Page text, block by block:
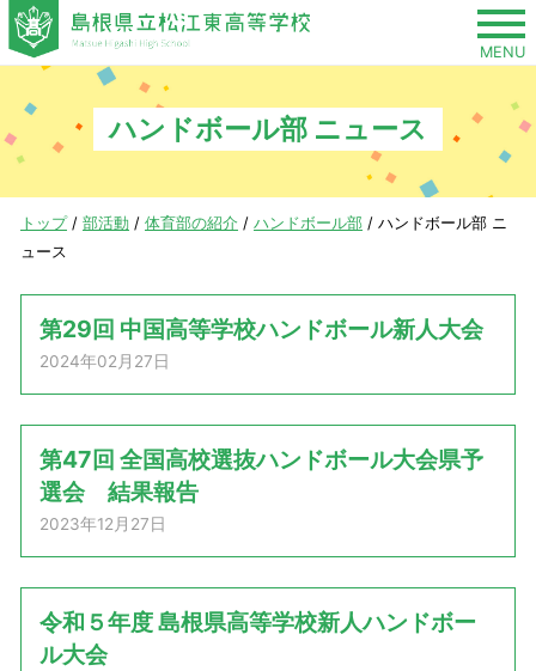
このページの本文へ
MENU
ハンドボール部 ニュース
現
在
置：
トップ/ 部活動 / 体育部の紹介 / ハンドボール部 / ハンドボール部 ニ
ュース
第29回 中国高等学校ハンドボール新人大会
2024年02月27日
第47回 全国高校選抜ハンドボール大会県予
選会 結果報告
2023年12月27日
令和５年度 島根県高等学校新人ハンドボー
ル大会